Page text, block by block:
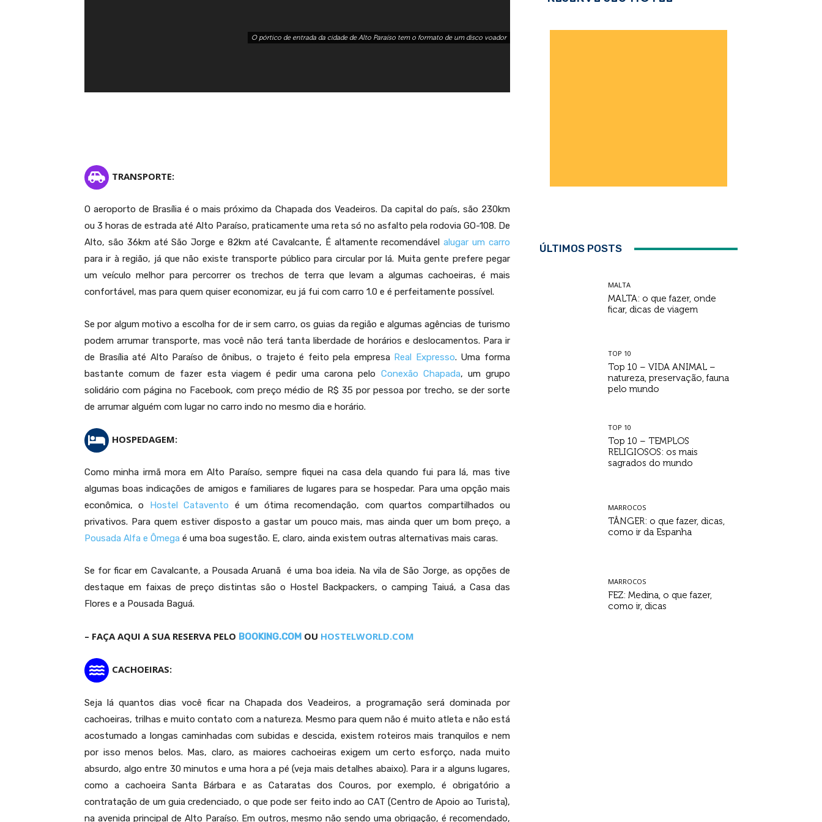
O pórtico de entrada da cidade de Alto Paraíso tem o formato de um disco voador
Cachoeira da Muralha, no complexo das Cataratas dos Couros
As grandiosas Cataratas dos Couros, um dos lugares mais visitados da Chapada dos Veadeiros
TRANSPORTE:
O aeroporto de Brasília é o mais próximo da Chapada dos Veadeiros. Da capital do país, são 230km
ou 3 horas de estrada até Alto Paraíso, praticamente uma reta só no asfalto pela rodovia GO-108. De
Alto, são 36km até São Jorge e 82km até Cavalcante, É altamente recomendávelalugar um carro
para ir à região, já que não existe transporte público para circular por lá. Muita gente prefere pegar
um veículo melhor para percorrer os trechos de terra que levam a algumas cachoeiras, é mais
confortável, mas para quem quiser economizar, eu já fui com carro 1.0 e é perfeitamente possível.
Se por algum motivo a escolha for de ir sem carro, os guias da região e algumas agências de turismo
podem arrumar transporte, mas você não terá tanta liberdade de horários e deslocamentos. Para ir
de Brasília até Alto Paraíso de ônibus, o trajeto é feito pela empresa Real Expresso. Uma forma
bastante comum de fazer esta viagem é pedir uma carona pelo Conexão Chapada, um grupo
solidário com página no Facebook, com preço médio de R$ 35 por pessoa por trecho, se der sorte
de arrumar alguém com lugar no carro indo no mesmo dia e horário.
HOSPEDAGEM:
Como minha irmã mora em Alto Paraíso, sempre fiquei na casa dela quando fui para lá, mas tive
algumas boas indicações de amigos e familiares de lugares para se hospedar. Para uma opção mais
econômica, o Hostel Catavento é um ótima recomendação, com quartos compartilhados ou
privativos. Para quem estiver disposto a gastar um pouco mais, mas ainda quer um bom preço, a
Pousada Alfa e Ômega é uma boa sugestão. E, claro, ainda existem outras alternativas mais caras.
Se for ficar em Cavalcante, a Pousada Aruanã é uma boa ideia. Na vila de São Jorge, as opções de
destaque em faixas de preço distintas são o Hostel Backpackers, o camping Taiuá, a Casa das
Flores e a Pousada Baguá.
– FAÇA AQUI A SUA RESERVA PELO BOOKING.COM OU HOSTELWORLD.COM
CACHOEIRAS:
Seja lá quantos dias você ficar na Chapada dos Veadeiros, a programação será dominada por
cachoeiras, trilhas e muito contato com a natureza. Mesmo para quem não é muito atleta e não está
acostumado a longas caminhadas com subidas e descida, existem roteiros mais tranquilos e nem
por isso menos belos. Mas, claro, as maiores cachoeiras exigem um certo esforço, nada muito
absurdo, algo entre 30 minutos e uma hora a pé (veja mais detalhes abaixo). Para ir a alguns lugares,
como a cachoeira Santa Bárbara e as Cataratas dos Couros, por exemplo, é obrigatório a
contratação de um guia credenciado, o que pode ser feito indo ao CAT (Centro de Apoio ao Turista),
na avenida principal de Alto Paraíso. Em outros, mesmo não sendo uma obrigação, é recomendado,
ÚLTIMOS POSTS
MALTA
MALTA: o que fazer, onde
ficar, dicas de viagem
TOP 10
Top 10 – VIDA ANIMAL –
natureza, preservação, fauna
pelo mundo
TOP 10
Top 10 – TEMPLOS
RELIGIOSOS: os mais
sagrados do mundo
MARROCOS
TÂNGER: o que fazer, dicas,
como ir da Espanha
MARROCOS
FEZ: Medina, o que fazer,
como ir, dicas